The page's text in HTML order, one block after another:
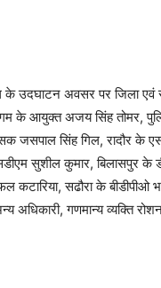
के उदघाटन अवसर पर जिला एवं
के आयुक्त अजय सिंह तोमर,
जसपाल सिंह गिल, रादौर के
सुशील कुमार, बिलासपुर के
कटारिया, सढौरा के
अधिकारी, गणमान्य व्यक्ति